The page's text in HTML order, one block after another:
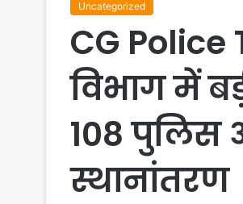
Uncategorized
CG
विभाग में
108 पुलिस
स्थानांतरण